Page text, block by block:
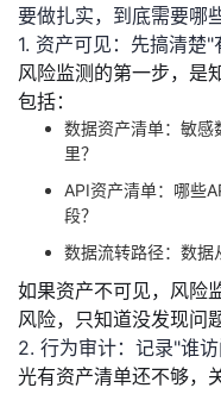
的
博
我
的
坛
我
圈
子
的
直
播
我
的
活
动
我
的
关
我
的
我
要做扎实，到底需要哪
1. 资产可见：先搞清楚"
风险监测的第一步，是
包括：
数据资产清单：敏感
里？
API资产清单：哪些
段？
数据流转路径：数据
如果资产不可见，风
风险，只知道没发现问题
2. 行为审计：记录"谁
光有资产清单还不够，